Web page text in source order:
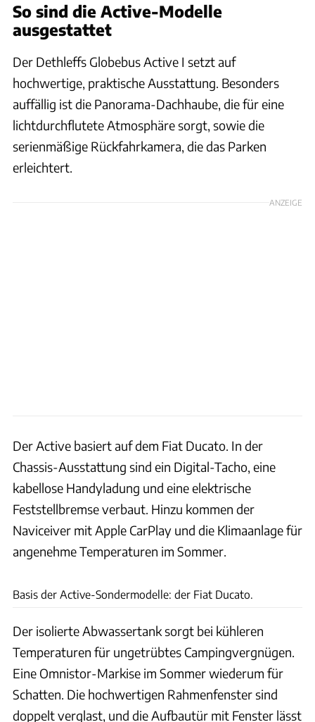
So sind die Active-Modelle
ausgestattet
Der Dethleffs Globebus Active I setzt auf
hochwertige, praktische Ausstattung. Besonders
auffällig ist die Panorama-Dachhaube, die für eine
lichtdurchflutete Atmosphäre sorgt, sowie die
serienmäßige Rückfahrkamera, die das Parken
erleichtert.
ANZEIGE
Der Active basiert auf dem Fiat Ducato. In der
Chassis-Ausstattung sind ein Digital-Tacho, eine
kabellose Handyladung und eine elektrische
Feststellbremse verbaut. Hinzu kommen der
Naviceiver mit Apple CarPlay und die Klimaanlage für
angenehme Temperaturen im Sommer.
Basis der Active-Sondermodelle: der Fiat Ducato.
Der isolierte Abwassertank sorgt bei kühleren
Temperaturen für ungetrübtes Campingvergnügen.
Eine Omnistor-Markise im Sommer wiederum für
Schatten. Die hochwertigen Rahmenfenster sind
doppelt verglast, und die Aufbautür mit Fenster lässt